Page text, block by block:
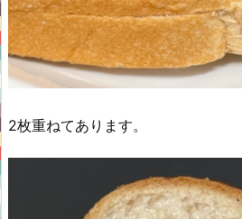
2枚重ねてあります。